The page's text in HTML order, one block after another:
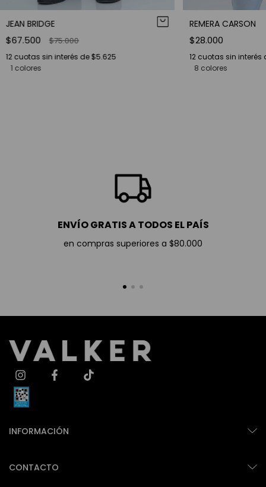
JEAN BRIDGE
$67.500 $75.000
12cuotas sin interés de$5.625
1 colores
REMERA CARSON
$28.000
12 cuotas sin interés
8 colores
ENVÍO GRATIS A TODOS EL PAÍS
en compras superiores a $80.000
INFORMACIÓN
CONTACTO